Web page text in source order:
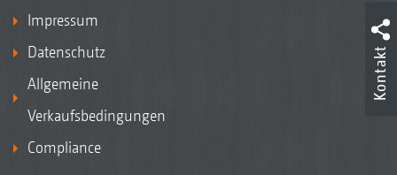
Impressum
Datenschutz
Allgemeine
Verkaufsbedingungen
Compliance
Kontakt